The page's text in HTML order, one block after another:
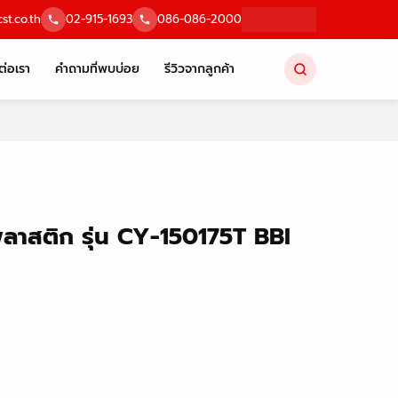
02-915-1693 086-086-2000
เรา คำถามที่พบบ่อย รีวิวจากลูกค้า
สติก รุ่น CY-150175T BBI